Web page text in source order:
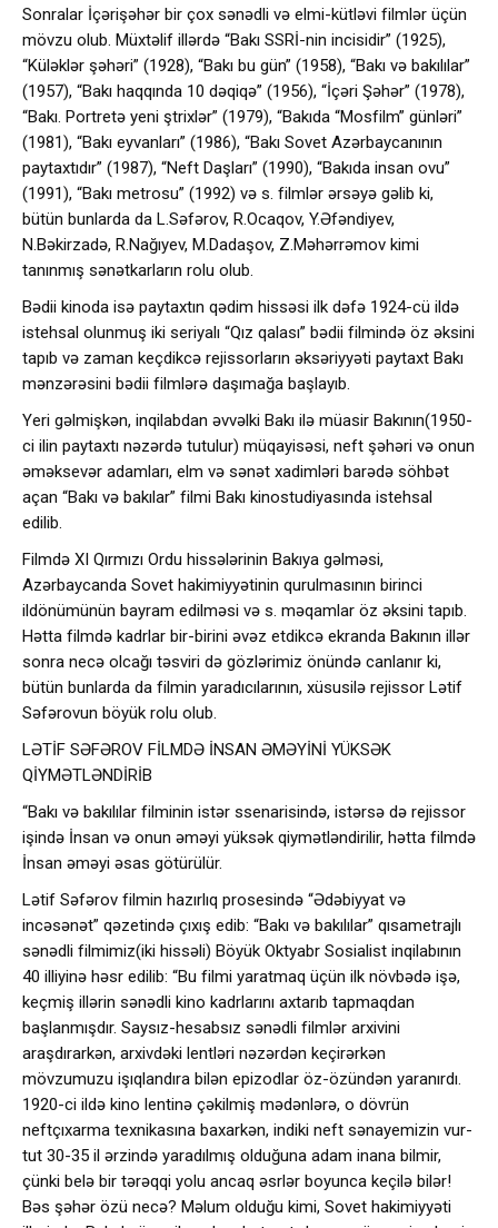
Sonralar İçərişəhər bir çox sənədli və elmi-kütləvi filmlər üçün
mövzu olub. Müxtəlif illərdə “Bakı SSRİ-nin incisidir” (1925),
“Küləklər şəhəri” (1928), “Bakı bu gün” (1958), “Bakı və bakılılar”
(1957), “Bakı haqqında 10 dəqiqə” (1956), “İçəri Şəhər” (1978),
“Bakı. Portretə yeni ştrixlər” (1979), “Bakıda “Mosfilm” günləri”
(1981), “Bakı eyvanları” (1986), “Bakı Sovet Azərbaycanının
paytaxtıdır” (1987), “Neft Daşları” (1990), “Bakıda insan ovu”
(1991), “Bakı metrosu” (1992) və s. filmlər ərsəyə gəlib ki,
bütün bunlarda da L.Səfərov, R.Ocaqov, Y.Əfəndiyev,
N.Bəkirzadə, R.Nağıyev, M.Dadaşov, Z.Məhərrəmov kimi
tanınmış sənətkarların rolu olub.
Bədii kinoda isə paytaxtın qədim hissəsi ilk dəfə 1924-cü ildə
istehsal olunmuş iki seriyalı “Qız qalası” bədii filmində öz əksini
tapıb və zaman keçdikcə rejissorların əksəriyyəti paytaxt Bakı
mənzərəsini bədii filmlərə daşımağa başlayıb.
Yeri gəlmişkən, inqilabdan əvvəlki Bakı ilə müasir Bakının(1950-
ci ilin paytaxtı nəzərdə tutulur) müqayisəsi, neft şəhəri və onun
əməksevər adamları, elm və sənət xadimləri barədə söhbət
açan “Bakı və bakılar” filmi Bakı kinostudiyasında istehsal
edilib.
Filmdə XI Qırmızı Ordu hissələrinin Bakıya gəlməsi,
Azərbaycanda Sovet hakimiyyətinin qurulmasının birinci
ildönümünün bayram edilməsi və s. məqamlar öz əksini tapıb.
Hətta filmdə kadrlar bir-birini əvəz etdikcə ekranda Bakının illər
sonra necə olcağı təsviri də gözlərimiz önündə canlanır ki,
bütün bunlarda da filmin yaradıcılarının, xüsusilə rejissor Lətif
Səfərovun böyük rolu olub.
LƏTİF SƏFƏROV FİLMDƏ İNSAN ƏMƏYİNİ YÜKSƏK
QİYMƏTLƏNDİRİB
“Bakı və bakılılar filminin istər ssenarisində, istərsə də rejissor
işində İnsan və onun əməyi yüksək qiymətləndirilir, hətta filmdə
İnsan əməyi əsas götürülür.
Lətif Səfərov filmin hazırlıq prosesində “Ədəbiyyat və
incəsənət” qəzetində çıxış edib: “Bakı və bakılılar” qısametrajlı
sənədli filmimiz(iki hissəli) Böyük Oktyabr Sosialist inqilabının
40 illiyinə həsr edilib: “Bu filmi yaratmaq üçün ilk növbədə işə,
keçmiş illərin sənədli kino kadrlarını axtarıb tapmaqdan
başlanmışdır. Saysız-hesabsız sənədli filmlər arxivini
araşdırarkən, arxivdəki lentləri nəzərdən keçirərkən
mövzumuzu işıqlandıra bilən epizodlar öz-özündən yaranırdı.
1920-ci ildə kino lentinə çəkilmiş mədənlərə, o dövrün
neftçıxarma texnikasına baxarkən, indiki neft sənayemizin vur-
tut 30-35 il ərzində yaradılmış olduğuna adam inana bilmir,
çünki belə bir tərəqqi yolu ancaq əsrlər boyunca keçilə bilər!
Bəs şəhər özü necə? Məlum olduğu kimi, Sovet hakimiyyəti